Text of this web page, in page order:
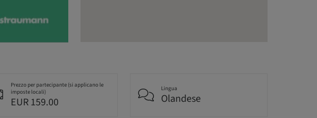
Prezzo per partecipante (si applicano le
imposte locali)
EUR 159.00
Lingua
Olandese